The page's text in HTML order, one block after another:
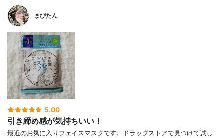
まぴたん
5.00
引き締め感が気持ちいい！
最近のお気に入りフェイスマスクです。ドラッグストアで見つけて試し